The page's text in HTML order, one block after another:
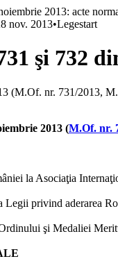
nov. 2013•Legestart
şi 732
(M.Of. nr. 731/2013,
2013 (M.Of. nr.
la Asociaţia
Legii privind aderarea
şi Medaliei